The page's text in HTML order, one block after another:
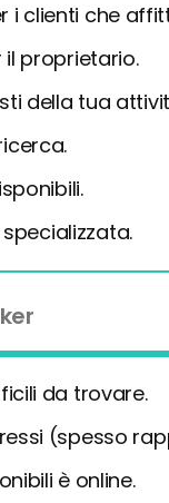
i clienti che
il proprietario.
della tua
da trovare.
(spesso
è online.